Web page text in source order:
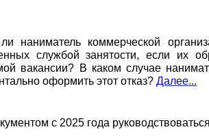
наниматель коммерческой
службой занятости, если их
вакансии? В каком случае
оформить этот отказ? Далее...
с 2025 года